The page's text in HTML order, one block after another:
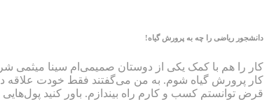
دانشجور ریاضی را چه به پرورش گیاه!
کار را هم با کمک یکی از دوستان صمیمی‌ام سینا میثمی
کار پرورش گیاه شوم. به من می‌گفتند فقط خودت علاقه
قرض توانستم کسب و کارم راه بیندازم. باور کنید پول‌هایی